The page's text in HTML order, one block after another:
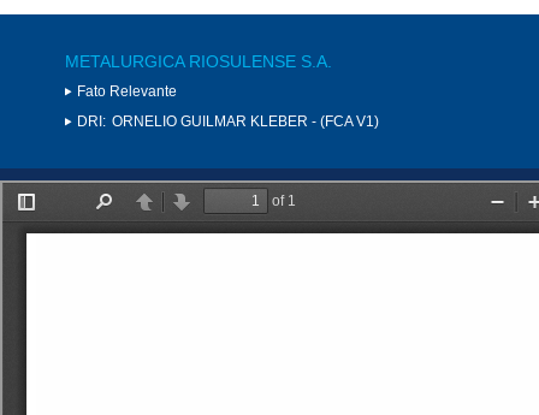
METALURGICA RIOSULENSE S.A.
Fato Relevante
DRI: ORNELIO GUILMAR KLEBER - (FCA V1)